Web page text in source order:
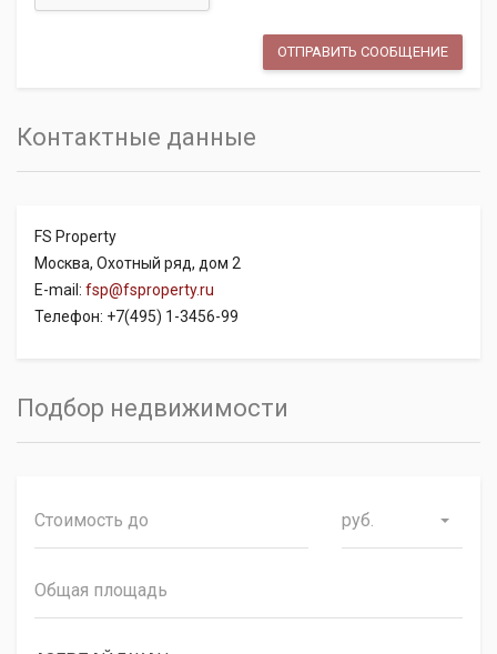
Контактные данные
FS Property
Москва, Охотный ряд, дом 2
E-mail: fsp@fsproperty.ru
Телефон: +7(495) 1-3456-99
Подбор недвижимости
руб.